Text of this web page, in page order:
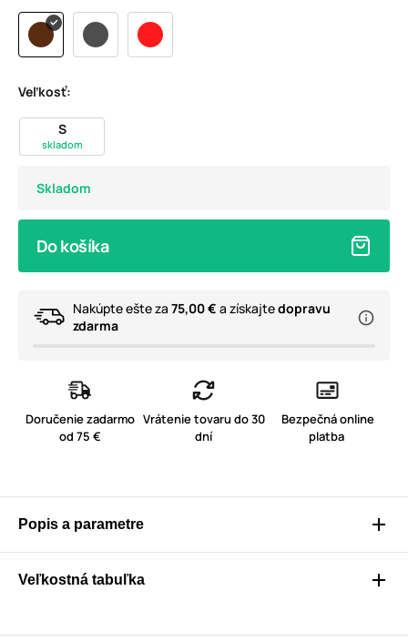
Veľkosť:
S
skladom
Skladom
Do košíka
Nakúpte ešte za 75,00 € a získajtedopravu
zdarma
Doručenie zadarmo
od 75 €
Vrátenie tovaru do 30
dní
Bezpečná online
platba
Popis a parametre
Veľkostná tabuľka